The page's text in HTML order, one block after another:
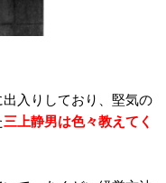
入りしており、堅気の
三上静男は色々教えてく